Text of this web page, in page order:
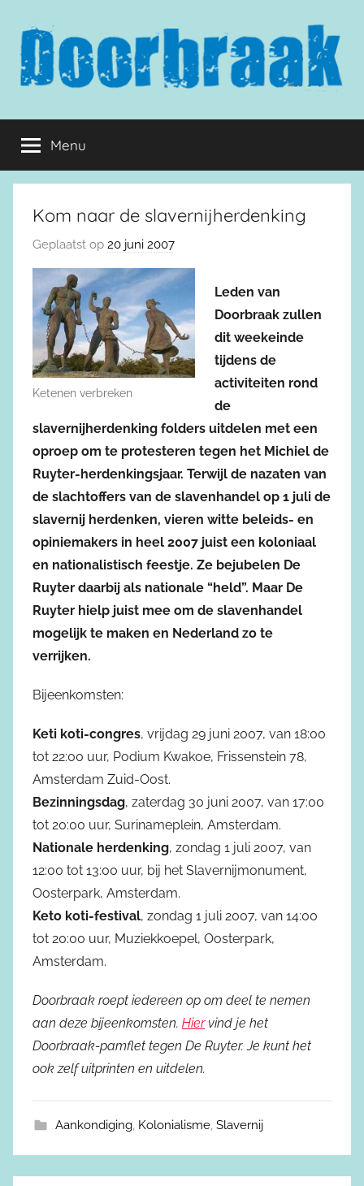
inhoud
springen
Doorbraak.eu
Menu
Kom naar de slavernijherdenking
Geplaatst op 20 juni 2007
Ketenen verbreken
Leden van
Doorbraak zullen
dit weekeinde
tijdens de
activiteiten rond
de
slavernijherdenking folders uitdelen met een
oproep om te protesteren tegen het Michiel de
Ruyter-herdenkingsjaar. Terwijl de nazaten van
de slachtoffers van de slavenhandel op 1 juli de
slavernij herdenken, vieren witte beleids- en
opiniemakers in heel 2007 juist een koloniaal
en nationalistisch feestje. Ze bejubelen De
Ruyter daarbij als nationale “held”. Maar De
Ruyter hielp juist mee om de slavenhandel
mogelijk te maken en Nederland zo te
verrijken.
Bijeenkomsten:
Keti koti-congres, vrijdag 29 juni 2007, van 18:00
tot 22:00 uur, Podium Kwakoe, Frissenstein 78,
Amsterdam Zuid-Oost.
Bezinningsdag, zaterdag 30 juni 2007, van 17:00
tot 20:00 uur, Surinameplein, Amsterdam.
Nationale herdenking, zondag 1 juli 2007, van
12:00 tot 13:00 uur, bij het Slavernijmonument,
Oosterpark, Amsterdam.
Keto koti-festival, zondag 1 juli 2007, van 14:00
tot 20:00 uur, Muziekkoepel, Oosterpark,
Amsterdam.
Doorbraak roept iedereen op om deel te nemen
aan deze bijeenkomsten. Hiervind je het
Doorbraak-pamflet tegen De Ruyter. Je kunt het
ook zelf uitprinten en uitdelen.
Aankondiging, Kolonialisme, Slavernij